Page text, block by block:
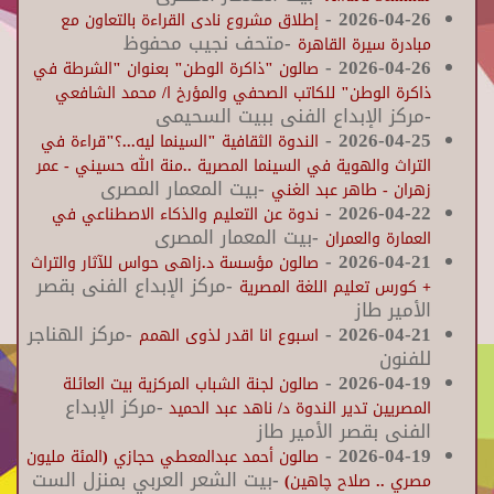
2026-04-26
- إطلاق مشروع نادى القراءة بالتعاون مع
مبادرة سيرة القاهرة -متحف نجيب محفوظ
2026-04-26
- صالون "ذاكرة الوطن" بعنوان "الشرطة في
ذاكرة الوطن" للكاتب الصحفي والمؤرخ ا/ محمد الشافعي
-مركز الإبداع الفنى ببيت السحيمى
2026-04-25
- الندوة الثقافية "السينما ليه...؟"قراءة في
التراث والهوية في السينما المصرية ..منة الله حسيني - عمر
زهران - طاهر عبد الغني -بيت المعمار المصرى
2026-04-22
- ندوة عن التعليم والذكاء الاصطناعي في
العمارة والعمران -بيت المعمار المصرى
2026-04-21
- صالون مؤسسة د.زاهى حواس للآثار والتراث
+ كورس تعليم اللغة المصرية -مركز الإبداع الفنى بقصر
الأمير طاز
2026-04-21
- اسبوع انا اقدر لذوى الهمم -مركز الهناجر
للفنون
2026-04-19
- صالون لجنة الشباب المركزية بيت العائلة
المصريين تدير الندوة د/ ناهد عبد الحميد -مركز الإبداع
الفنى بقصر الأمير طاز
2026-04-19
- صالون أحمد عبدالمعطي حجازي (المئة مليون
مصري .. صلاح چاهين) -بيت الشعر العربي بمنزل الست